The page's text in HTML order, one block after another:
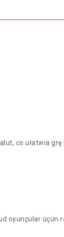
co ułatwia
oyunçular üçün